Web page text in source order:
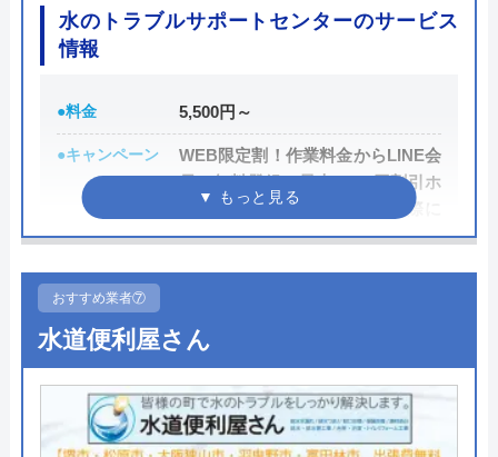
また、取扱いメーカーに関しても幅広いため、水ま
わりトラブルで困った際には頼りになる業者でしょ
もちろん見積もりは無料ですし、出張・キャンセル
についても無料ですので、まずはサイトを覗いてみ
てはいかがでしょうか？
公式サイトを見る
0120-569-365
水の生活救急車の基本情報
水のトラブルサポートセンターのサービス
情報
●料金 5,500円～
●キャンペーン
WEB限定割！作業料金からLINE会
員に無料登録で最大3,000円割引ホ
ームページを見たとお電話の際に
伝えて頂いた方は、作業料金から
●駆けつけ時間
●受付時間 24時間
●定休日 年中無休
●出張見積もり 出張見積もり無料
おすすめ業者⑦
水道便利屋さん